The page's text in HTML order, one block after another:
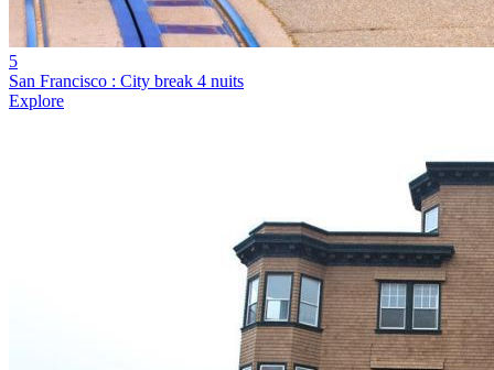
5
San Francisco : City break 4 nuits
Explore